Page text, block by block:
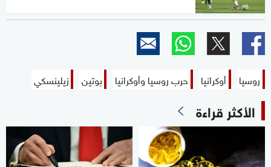
روسيا أوكرانيا حرب روسيا وأوكرانيا بوتين زيلينسكي
الأكثر قراءة